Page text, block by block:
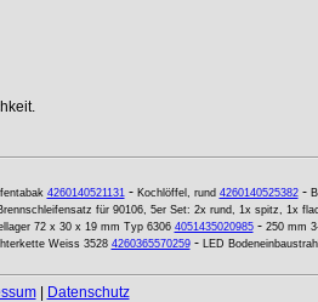
4260140521131- Kochlöffel, rund 4260140525382-
für 90106, 5er Set: 2x rund, 1x spitz, 1x
72 x 30 x 19 mm Typ 6306 4051435020985- 250 mm
Weiss 3528 4260365570259- LED
| Datenschutz